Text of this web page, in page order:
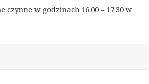
czynne w godzinach 16.00 – 17.30 w